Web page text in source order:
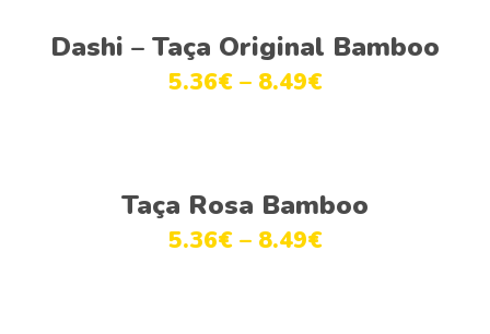
Ver opções
Dashi – Taça Original Bamboo
5.36€ – 8.49€
Ver opções
Taça Rosa Bamboo
5.36€ – 8.49€